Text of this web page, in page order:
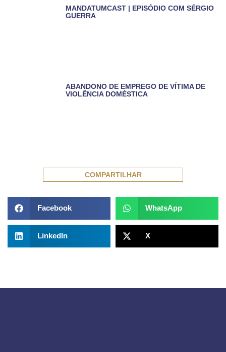
MANDATUMCAST | EPISÓDIO COM SÉRGIO
GUERRA
ABANDONO DE EMPREGO DE VÍTIMA DE
VIOLÊNCIA DOMÉSTICA
COMPARTILHAR
Facebook WhatsApp
LinkedIn X